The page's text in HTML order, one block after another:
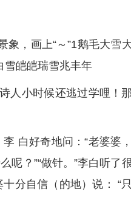
象，画上“～”1鹅毛大雪
雪皑皑瑞雪兆丰年
人小时候还逃过学哩！那
白好奇地问：“老婆婆，
呢？”“做针。”李白听了
分自信（的地）说： “只